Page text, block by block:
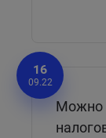
16
09.22
Можно